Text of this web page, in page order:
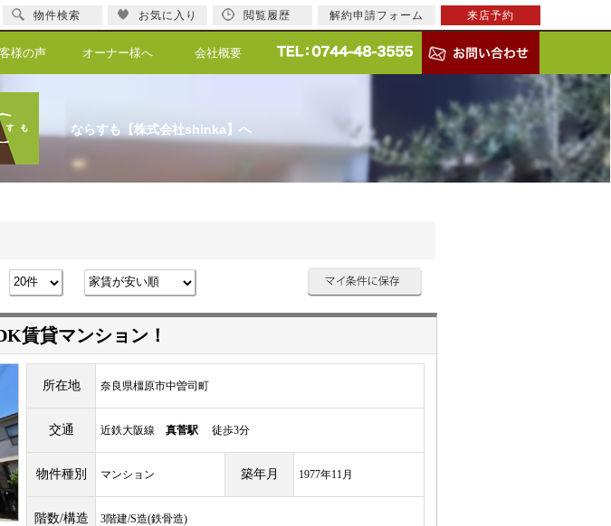
様の声 オーナー様へ 会社概要
ならすも【株式会社shinka】へ
賃貸マンション！
所在地 奈良県橿原市中曽司町
交通 近鉄大阪線 真菅駅 徒歩3分
物件種別 マンション 築年月 1977年11月
階数/構造 3階建/S造(鉄骨造)
物件検索 お気に入り 閲覧履歴 解約申請フォーム 来店予約